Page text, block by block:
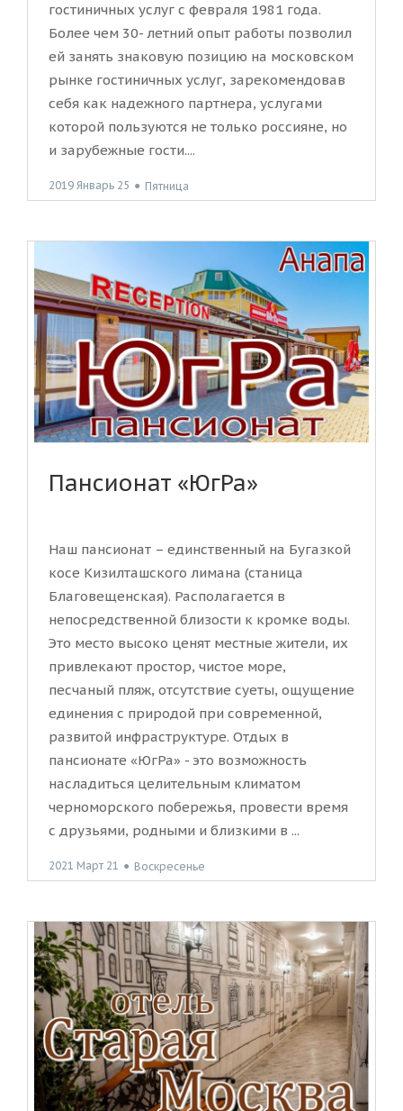
гостиничных услуг с февраля 1981 года.
Более чем 30- летний опыт работы позволил
ей занять знаковую позицию на московском
рынке гостиничных услуг, зарекомендовав
себя как надежного партнера, услугами
которой пользуются не только россияне, но
и зарубежные гости....
2019 Январь 25 ● Пятница
Пансионат «ЮгРа»
Наш пансионат – единственный на Бугазкой
косе Кизилташского лимана (станица
Благовещенская). Располагается в
непосредственной близости к кромке воды.
Это место высоко ценят местные жители, их
привлекают простор, чистое море,
песчаный пляж, отсутствие суеты, ощущение
единения с природой при современной,
развитой инфраструктуре. Отдых в
пансионате «ЮгРа» - это возможность
насладиться целительным климатом
черноморского побережья, провести время
с друзьями, родными и близкими в ...
2021 Март 21 ● Воскресенье